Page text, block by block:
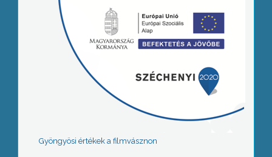
Gyöngyösi értékek a filmvásznon